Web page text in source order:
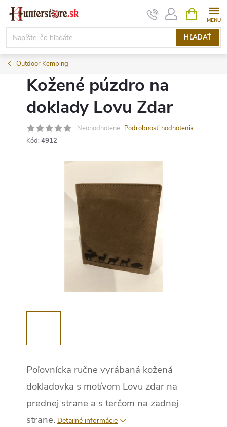
Prejsť
obsah
HĽADAŤ
KOŠÍK
Outdoor Kemping
Kožené púzdro na
doklady Lovu Zdar
Neohodnotené Podrobnosti hodnotenia
Kód: 4912
Poľovnícka ručne vyrábaná kožená
dokladovka s motívom Lovu zdar na
prednej strane a s terčom na zadnej
strane. Detailné informácie